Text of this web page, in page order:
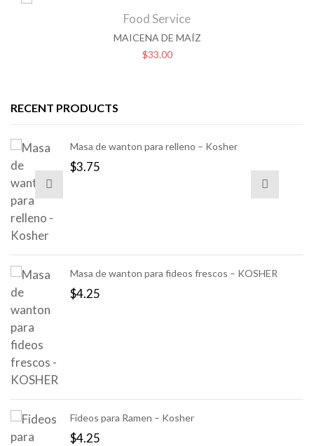
Food Service
MAICENA DE MAÍZ
$33.00
RECENT PRODUCTS
Masa de wanton para relleno – Kosher
$3.75
Masa de wanton para fideos frescos – KOSHER
$4.25
Fideos para Ramen – Kosher
$4.25